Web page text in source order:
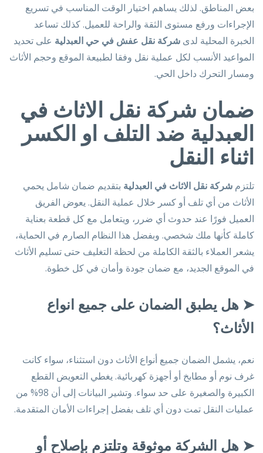
بعض المناطق. لذلك يساهم اختيار الوقت المناسب في تسريع
الإجراءات ورفع مستوى الثقة والراحة للعميل. كذلك تساعد
الخبرة المحلية لدى شركة نقل عفش في حي العبدلية على تحديد
المواعيد الأنسب لكل عملية نقل وفقا لطبيعة الموقع وحجم الأثاث
ومسار التحرك داخل الحي.
ضمان شركة نقل الاثاث في
العبدلية ضد التلف او الكسر
اثناء النقل
تلتزم شركة نقل الاثاث في العبدلية بتقديم ضمان شامل يحمي
الأثاث من أي تلف أو كسر خلال عملية النقل. يعوض الفريق
العميل فورًا عند حدوث أي ضرر، ويتعامل مع كل قطعة بعناية
كاملة كأنها ملك شخصي. وبفضل هذا النظام الصارم في الحماية،
يشعر العملاء بالثقة الكاملة من لحظة التغليف حتى تسليم الأثاث
في الموقع الجديد، مع ضمان جودة وأمان في كل خطوة.
➤ هل يطبق الضمان على جميع انواع
الأثاث؟
نعم، يشمل الضمان جميع أنواع الأثاث دون استثناء، سواء كانت
غرف نوم أو مطابخ أو أجهزة كهربائية. يغطي التعويض القطع
الكبيرة والصغيرة على حد سواء. وتشير البيانات إلى أن 98% من
عمليات النقل تمت دون أي تلف بفضل إجراءات الأمان المتقدمة.
➤ هل الشركة موثوقة وتلتزم بإصلاح أو